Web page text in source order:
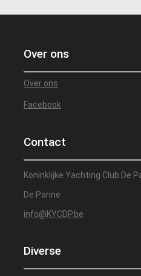
Over ons
Over ons
Facebook
Contact
Koninklijke Yachting Club De
De Panne
info@KYCDP.be
Diverse